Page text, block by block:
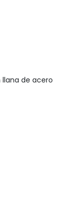
de acero